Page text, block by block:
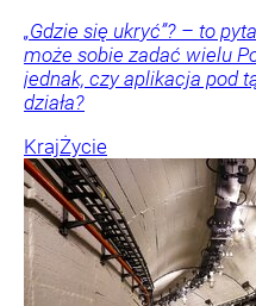
„Gdzie się ukryć”? – to
może sobie zadać wielu
jednak, czy aplikacja pod
działa?
KrajŻycie